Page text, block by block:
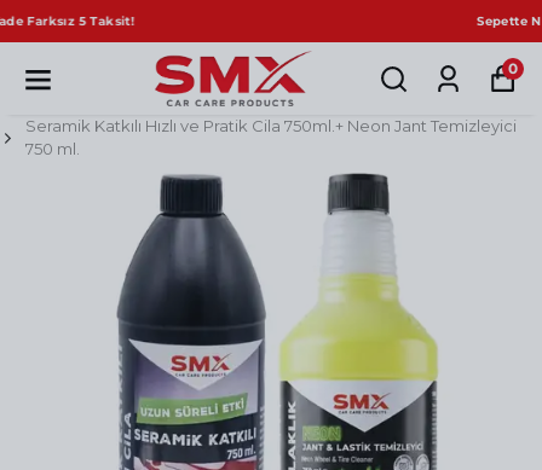
0
Seramik Katkılı Hızlı ve Pratik Cila 750ml.+ Neon Jant Temizleyici
750 ml.